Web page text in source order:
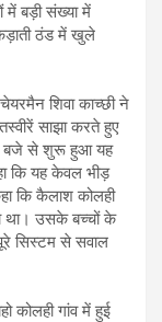
में बड़ी संख्या में
ठंड में खुले
चेयरमैन शिवा काच्छी ने
साझा करते हुए
बजे से शुरू हुआ यह
कि यह केवल भीड़
कि कैलाश कोलही
था। उसके बच्चों के
सिस्टम से सवाल
कोलही गांव में हुई